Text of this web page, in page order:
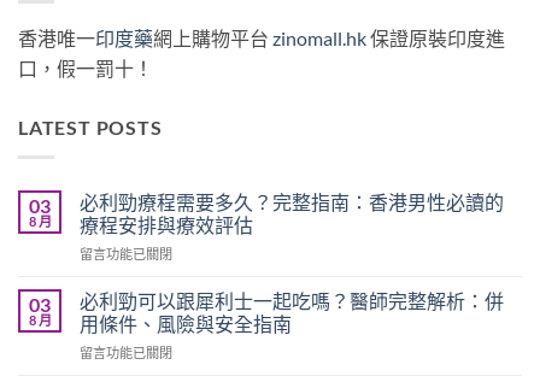
香港唯一印度藥網上購物平台 zinomall.hk保證原裝印度進
口，假一罰十！
LATEST POSTS
03
8 月
必利勁療程需要多久？完整指南：香港男性必讀的
療程安排與療效評估
在
利
勁
療
程
留言功能已關閉
03
8 月
必利勁可以跟犀利士一起吃嗎？醫師完整解析：併
用條件、風險與安全指南
在
留言功能已關閉